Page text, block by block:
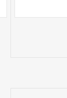
L’iniziativa
Cremona di
di